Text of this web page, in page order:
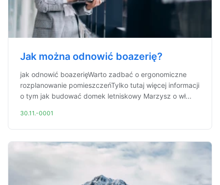
Jak można odnowić boazerię?
jak odnowić boazerięWarto zadbać o ergonomiczne
rozplanowanie pomieszczeńTylko tutaj więcej informacji
o tym jak budować domek letniskowy Marzysz o wł...
30.11.-0001